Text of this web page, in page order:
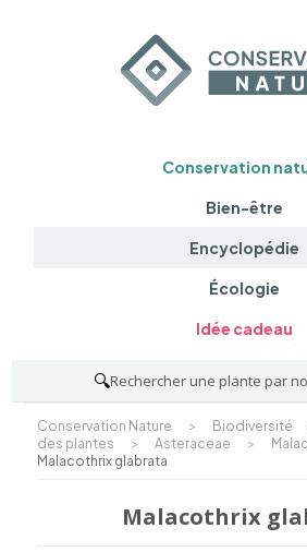
Conservation
Bien-être
Encyclopédie
Écologie
Idée cadeau
🔍Rechercher une plante par
Conservation Nature > Biodiversité
des plantes
> Asteraceae >
Malacothrix glabrata
Malacothrix